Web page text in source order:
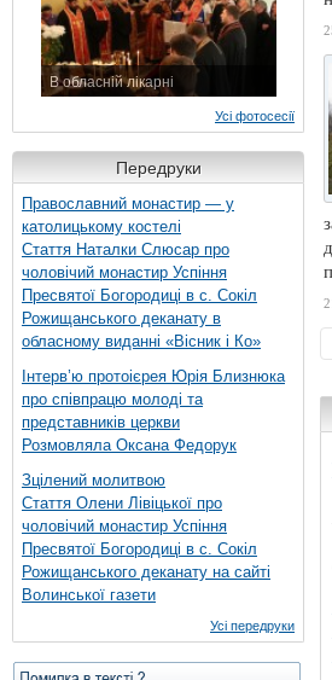
В обласній лікарні
Усі фотосесії
Передруки
Православний монастир — у
католицькому костелі
Стаття Наталки Слюсар про
чоловічий монастир Успіння
Пресвятої Богородиці в с. Сокіл
Рожищанського деканату в
обласному виданні «Вісник і Ко»
Інтерв’ю протоієрея Юрія Близнюка
про співпрацю молоді та
представників церкви
Розмовляла Оксана Федорук
Зцілений молитвою
Стаття Олени Лівіцької про
чоловічий монастир Успіння
Пресвятої Богородиці в с. Сокіл
Рожищанського деканату на сайті
Волинської газети
Усі передруки